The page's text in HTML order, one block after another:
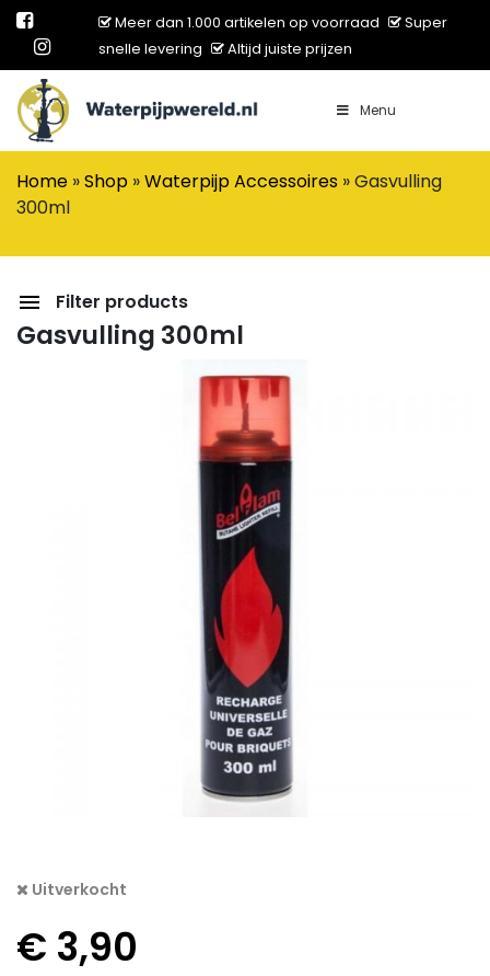
Meer dan 1.000 artikelen op voorraad
Super
snelle levering
Altijd juiste prijzen
Main Navigation Menu
Home »Shop »Waterpijp Accessoires »Gasvulling
300ml
Filter products
Gasvulling 300ml
Uitverkocht
€ 3,90